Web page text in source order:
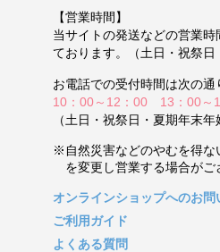
【営業時間】
当サイトの発送などの営業
ております。（土日・祝祭日
お電話での受付時間は次の通
10：00～12：00 13：00～
（土日・祝祭日・夏期年末年
※自然災害などのやむを得な
を変更し営業する場合がご
オンラインショップへのお問
ご利用ガイド
よくある質問